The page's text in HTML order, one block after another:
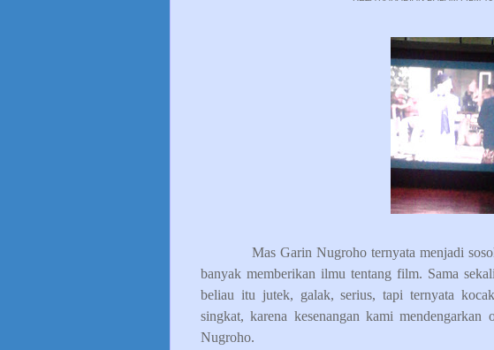
Mas Garin Nugroho ternyata menjadi
banyak memberikan ilmu tentang film. Sama
beliau itu jutek, galak, serius, tapi ternyata
singkat, karena kesenangan kami
Nugroho.